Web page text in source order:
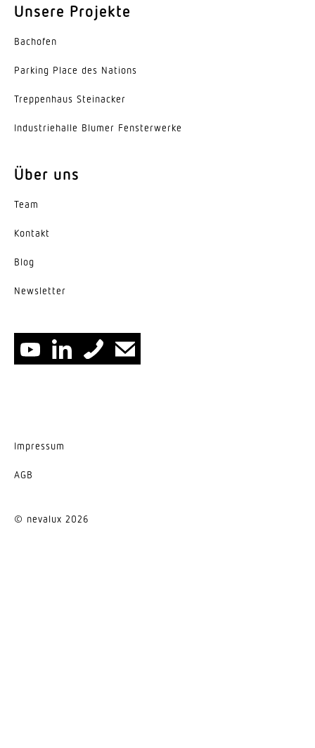
Unsere Projekte
Bachofen
Parking Place des Nations
Trep­penhaus Steinacker
Indus­trie­halle Blumer Fensterwerke
Über uns
Team
Kontakt
Blog
News­letter
Impressum
AGB
© nevalux 2026